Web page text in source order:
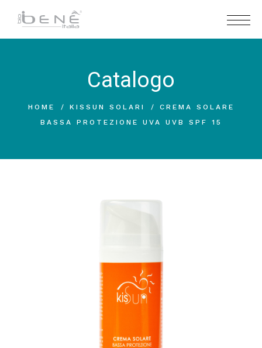
Catalogo
HOME KISSUN SOLARI
CREMA SOLARE
BASSA PROTEZIONE UVA UVB SPF 15